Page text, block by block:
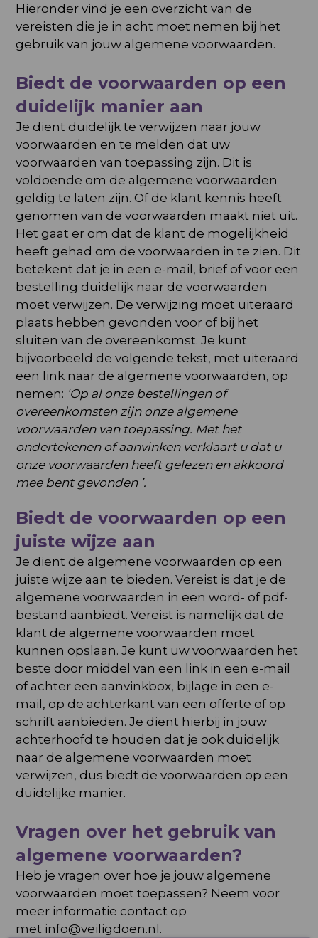
Hieronder vind je een overzicht van de
vereisten die je in acht moet nemen bij het
gebruik van jouw algemene voorwaarden.
Biedt de voorwaarden op een
duidelijk manier aan
Je dient duidelijk te verwijzen naar jouw
voorwaarden en te melden dat uw
voorwaarden van toepassing zijn. Dit is
voldoende om de algemene voorwaarden
geldig te laten zijn. Of de klant kennis heeft
genomen van de voorwaarden maakt niet uit.
Het gaat er om dat de klant de mogelijkheid
heeft gehad om de voorwaarden in te zien. Dit
betekent dat je in een e-mail, brief of voor een
bestelling duidelijk naar de voorwaarden
moet verwijzen. De verwijzing moet uiteraard
plaats hebben gevonden voor of bij het
sluiten van de overeenkomst. Je kunt
bijvoorbeeld de volgende tekst, met uiteraard
een link naar de algemene voorwaarden, op
nemen: ‘Op al onze bestellingen of
overeenkomsten zijn onze algemene
voorwaarden van toepassing. Met het
ondertekenen of aanvinken verklaart u dat u
onze voorwaarden heeft gelezen en akkoord
mee bent gevonden ’.
Biedt de voorwaarden op een
juiste wijze aan
Je dient de algemene voorwaarden op een
juiste wijze aan te bieden. Vereist is dat je de
algemene voorwaarden in een word- of pdf-
bestand aanbiedt. Vereist is namelijk dat de
klant de algemene voorwaarden moet
kunnen opslaan. Je kunt uw voorwaarden het
beste door middel van een link in een e-mail
of achter een aanvinkbox, bijlage in een e-
mail, op de achterkant van een offerte of op
schrift aanbieden. Je dient hierbij in jouw
achterhoofd te houden dat je ook duidelijk
naar de algemene voorwaarden moet
verwijzen, dus biedt de voorwaarden op een
duidelijke manier.
Vragen over het gebruik van
algemene voorwaarden?
Heb je vragen over hoe je jouw algemene
voorwaarden moet toepassen? Neem voor
meer informatie contact op
met info@veiligdoen.nl .